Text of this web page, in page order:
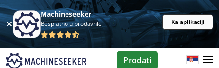
Machineseeker
Besplatno u prodavnici Ka aplikaciji
Prodati